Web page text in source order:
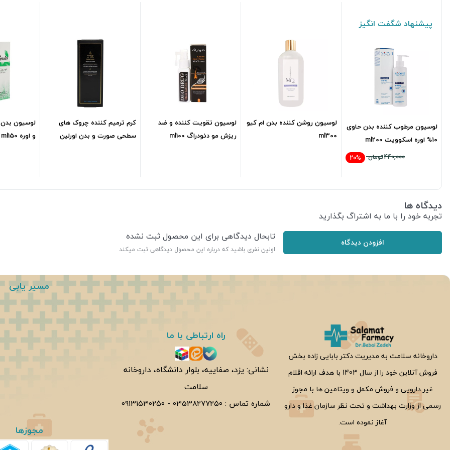
پیشنهاد شگفت انگیز
لوسیون مرطوب کننده بدن حاوی
۱۰% اوره اسکوویت ml200
440,000تومان 20%
تومان
لوسیون روشن کننده بدن ام کیو
ml300
لوسیون تقویت کننده و ضد
ریزش مو دئودراگ ml100
کرم ترمیم کننده چروک های
سطحی صورت و بدن اورلین
لوسیون
و اوره ml150
دیدگاه ها
تجربه خود را با ما به اشتراگ بگذارید
افزودن دیدگاه تابحال دیدگاهی برای این محصول ثبت نشده
اولین نفری باشید که درباره این محصول دیدگاهی ثبت میکند
داروخانه سلامت به مدیریت دکتر بابایی زاده بخش
فروش آنلاین خود را از سال 1403 با هدف ارائه اقلام
غیر دارویی و فروش مکمل و ویتامین ها با مجوز
رسمی از وزارت بهداشت و تحت نظر سازمان غذا و دارو
آغاز نموده است.
راه ارتباطی با ما
نشانی: یزد، صفاییه، بلوار دانشگاه، داروخانه
سلامت
شماره تماس : 0353۸۲۷۷۲۵۰ - ۰۹۱۳۱۵۳۰۲۵۰
مسیر یابی
مجوزها